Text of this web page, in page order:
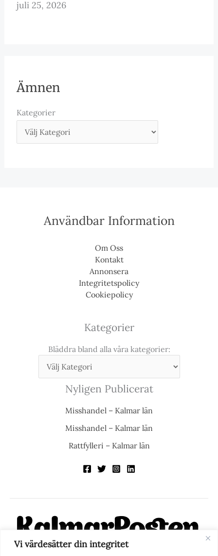
Vi värdesätter din integritet
juli 25, 2026
Ämnen
Kategorier
Användbar Information
Om Oss
Kontakt
Annonsera
Integritetspolicy
Cookiepolicy
Kategorier
Bläddra bland alla våra kategorier:
Nyligen Publicerat
Misshandel – Kalmar län
Misshandel – Kalmar län
Rattfylleri – Kalmar län
KalmarPosten är en modern lokalnyhetstidning på nätet. Med